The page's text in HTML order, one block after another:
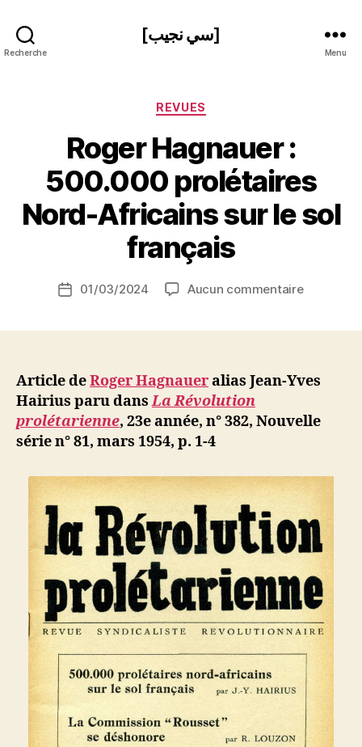
Recherche
[سي نجيب]
Menu
Catégories
REVUES
Roger Hagnauer :
500.000 prolétaires
Nord-Africains sur le sol
français
de
a
r
N
Date01/03/2024 Aucun commentairesur
Africains
sur
français
Article deRoger Hagnaueralias Jean-Yves
Hairius paru dansLa Révolution
prolétarienne, 23e année, n° 382, Nouvelle
sérien° 81, mars 1954, p. 1-4